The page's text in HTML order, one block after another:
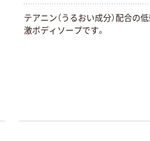
テアニン（うるおい成分）配合の低
激ボディソープです。